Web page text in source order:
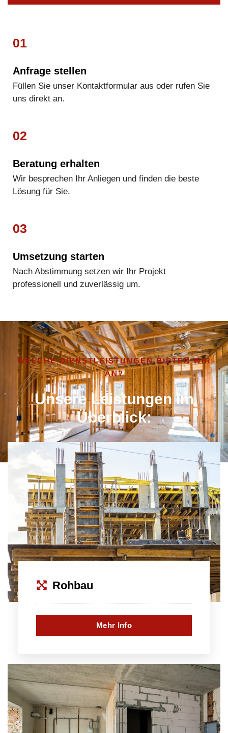
01
Anfrage stellen
Füllen Sie unser Kontaktformular aus oder rufen Sie
uns direkt an.
02
Beratung erhalten
Wir besprechen Ihr Anliegen und finden die beste
Lösung für Sie.
03
Umsetzung starten
Nach Abstimmung setzen wir Ihr Projekt
professionell und zuverlässig um.
WELCHE DIENSTLEISTUNGEN BIETEN WIR
AN?
Unsere Leistungen im
Überblick:
Rohbau
Mehr Info